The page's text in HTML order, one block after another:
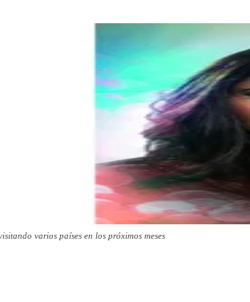
varios países en los próximos meses